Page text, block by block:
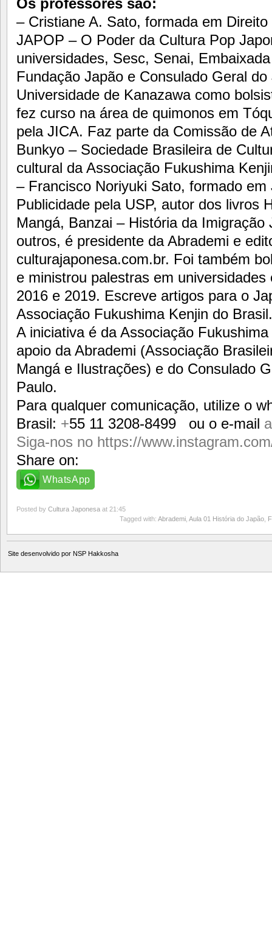
Os professores são:
– Cristiane A. Sato, formada em
JAPOP – O Poder da Cultura Pop
universidades, Sesc, Senai,
Fundação Japão e Consulado Geral
Universidade de Kanazawa como
fez curso na área de quimonos em
pela JICA. Faz parte da Comissão de
Bunkyo – Sociedade Brasileira de
cultural da Associação Fukushima
– Francisco Noriyuki Sato, formado em
Publicidade pela USP, autor dos livros
Mangá, Banzai – História da
outros, é presidente da Abrademi e
culturajaponesa.com.br. Foi também
e ministrou palestras em
2016 e 2019. Escreve artigos para o
Associação Fukushima Kenjin do Brasil.
A iniciativa é da Associação
apoio da Abrademi (Associação
Mangá e Ilustrações) e do Consulado
Paulo.
Para qualquer comunicação, utilize o
Brasil: +55 11 3208-8499 ou o e-mail
Siga-nos no https://
Share on:
WhatsApp
Posted by Cultura Japonesa at 21:45
Tagged with: Abrademi Aula 01 História do Japão
Site desenvolvido por NSP Hakkosha